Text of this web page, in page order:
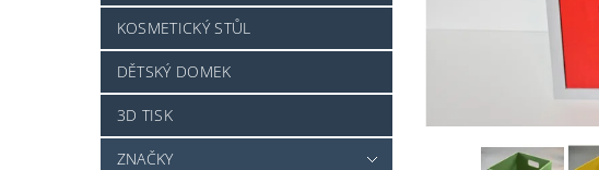
KOSMETICKÝ STŮL
DĚTSKÝ DOMEK
3D TISK
ZNAČKY